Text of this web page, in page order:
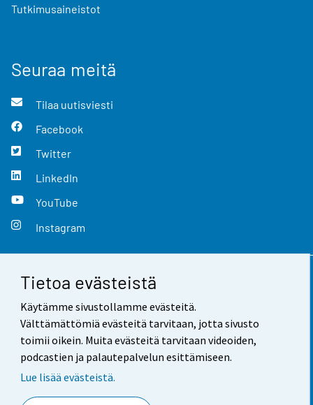
Tietoa evästeistä
Käytämme sivustollamme evästeitä.
Välttämättömiä evästeitä tarvitaan, jotta sivusto
toimii oikein. Muita evästeitä tarvitaan videoiden,
podcastien ja palautepalvelun esittämiseen.
Lue lisää evästeistä.
Tutkimusaineistot
Seuraa meitä
Tilaa uutisviesti
Facebook
Twitter
LinkedIn
YouTube
Instagram
Yhteystiedot
Palaute
Käyttöehdot
Saavutettavuus